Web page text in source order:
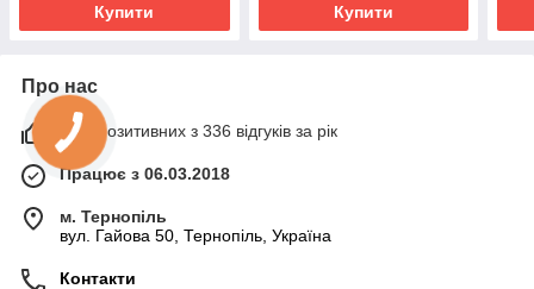
Купити Купити
Про нас
98% позитивних з 336 відгуків за рік
Працює з 06.03.2018
м. Тернопіль
вул. Гайова 50, Тернопіль, Україна
Контакти